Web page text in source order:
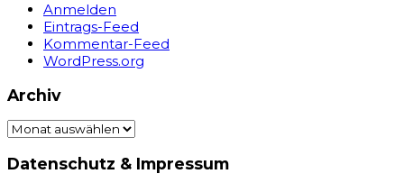
Anmelden
Eintrags-Feed
Kommentar-Feed
WordPress.org
Archiv
Archiv
Datenschutz & Impressum